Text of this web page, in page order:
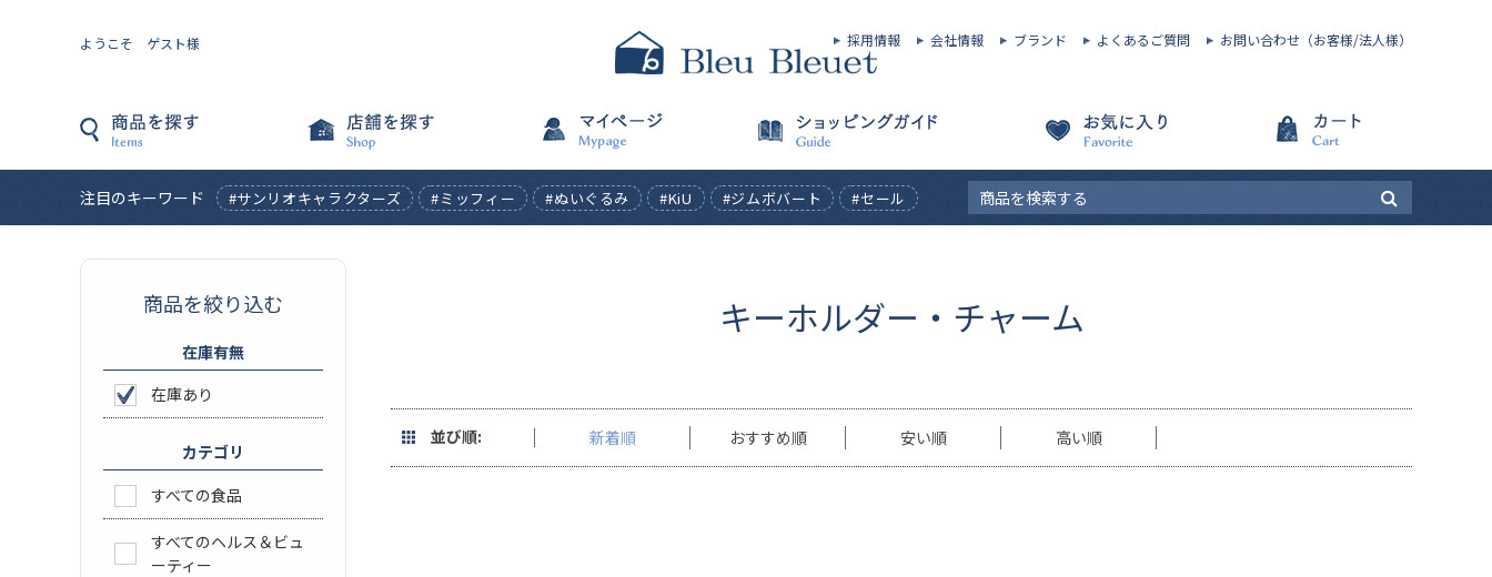
ようこそ ゲスト様 採用情報 会社情報 ブランド よくあるご質問 お問い合わせ（お客様/法人様）
注目のキーワード #サンリオキャラクターズ #ミッフィー #ぬいぐるみ #KiU #ジムボバート #セール
商品を絞り込む
在庫有無
在庫あり
カテゴリ
すべての食品
すべてのヘルス＆ビュ
ーティー
キーホルダー・チャーム
並び順: 新着順 おすすめ順 安い順 高い順